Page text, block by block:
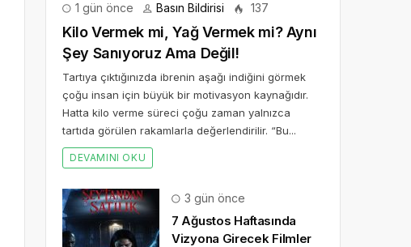
1 gün önce Basın Bildirisi 137
Kilo Vermek mi, Yağ Vermek mi? Aynı
Şey Sanıyoruz Ama Değil!
Tartıya çıktığınızda ibrenin aşağı indiğini görmek
çoğu insan için büyük bir motivasyon kaynağıdır.
Hatta kilo verme süreci çoğu zaman yalnızca
tartıda görülen rakamlarla değerlendirilir. “Bu...
DEVAMINI OKU
3 gün önce
7 Ağustos Haftasında
Vizyona Girecek Filmler